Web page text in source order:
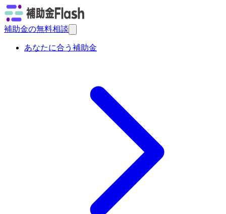
補助金の無料相談
あなたに合う補助金